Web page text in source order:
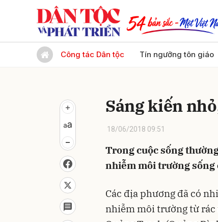
Công tác Dân tộc Tín ngưỡng tôn giáo
Sáng kiến
18/06/2018 09:51
Trong cuộc sống
nhiễm môi trường sống
Các địa phương đã có
nhiễm môi trường từ rác